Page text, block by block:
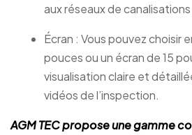
aux réseaux de
Écran : Vous pouvez choisir
pouces ou un écran de 15
visualisation claire et
vidéos de l’inspection.
AGM TEC propose une gamme